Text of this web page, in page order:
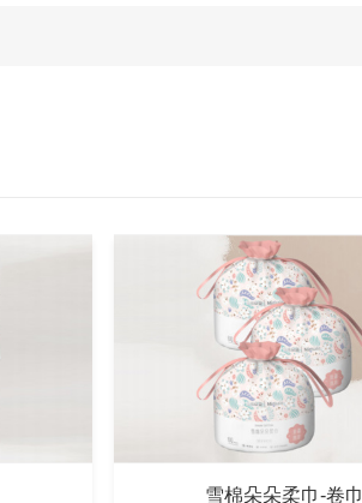
雪棉朵朵柔巾-卷巾